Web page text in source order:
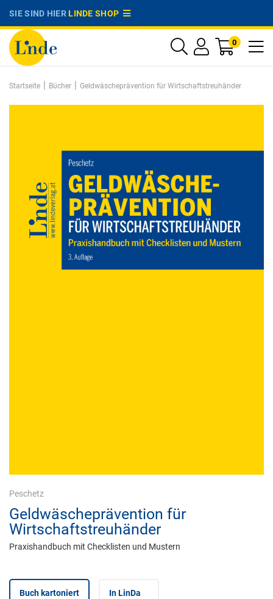
SIE SIND HIERLINDE SHOP
0
Startseite | Bücher | Geldwäscheprävention für Wirtschaftstreuhänder
Peschetz
Geldwäscheprävention für
Wirtschaftstreuhänder
Praxishandbuch mit Checklisten und Mustern
Buch kartoniert
In LinDa